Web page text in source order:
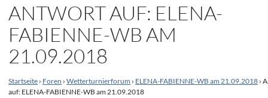
ANTWORT AUF: ELENA-
FABIENNE-WB AM
21.09.2018
Startseite › Foren › Wetterturnierforum › ELENA-FABIENNE-WB am 21.09.2018 ›
auf: ELENA-FABIENNE-WB am 21.09.2018